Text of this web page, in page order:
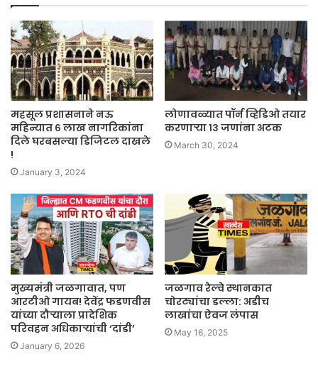
महसूल प्रशासनाने नऊ
मह‍िन्यात ६ लाख नागर‍िकांना
द‍िले घरबसल्या ड‍िज‍िटल दाखले
!
January 3, 2024
लोणावळ्यात पॉर्न व्हिडिओ तयार
करणाऱ्या १३ जणांना अटक
March 30, 2024
मुख्यमंत्री जळगावात, पण
आरटीओ गायब! देवेंद्र फडणवीस
यांच्या दौऱ्याला प्रादेशिक
परिवहन अधिकाऱ्यांची ‘दांडी’
January 6, 2026
जळगाव रेल्वे स्थानकात
चोरट्यांचा डल्ला: अडीच
लाखांचा ऐवज लंपास
May 16, 2025